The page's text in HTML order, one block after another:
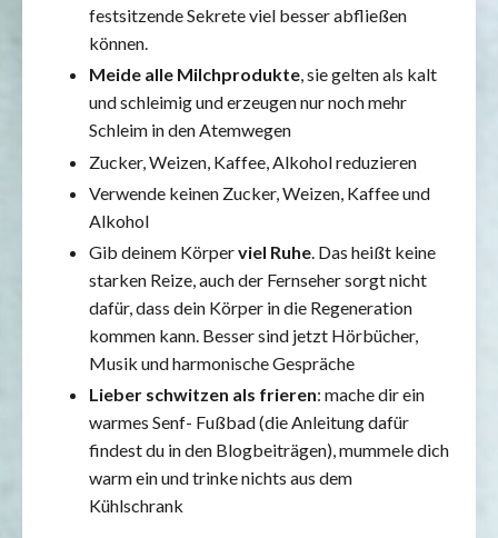
festsitzende Sekrete viel besser abfließen
können.
Meide alle Milchprodukte, sie gelten als kalt
und schleimig und erzeugen nur noch mehr
Schleim in den Atemwegen
Zucker, Weizen, Kaffee, Alkohol reduzieren
Verwende keinen Zucker, Weizen, Kaffee und
Alkohol
Gib deinem Körperviel Ruhe. Das heißt keine
starken Reize, auch der Fernseher sorgt nicht
dafür, dass dein Körper in die Regeneration
kommen kann. Besser sind jetzt Hörbücher,
Musik und harmonische Gespräche
Lieber schwitzen als frieren: mache dir ein
warmes Senf- Fußbad (die Anleitung dafür
findest du in den Blogbeiträgen), mummele dich
warm ein und trinke nichts aus dem
Kühlschrank